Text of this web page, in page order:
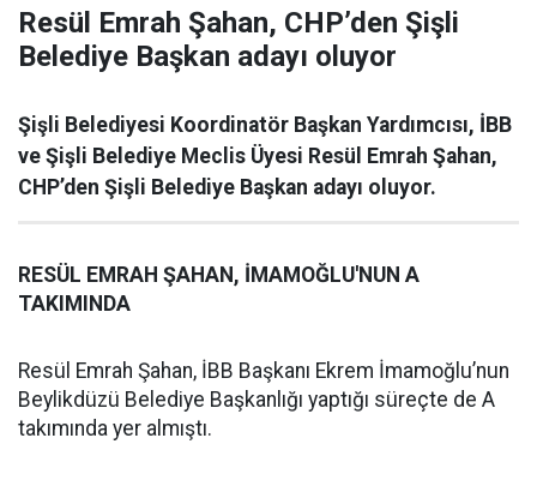
Resül Emrah Şahan, CHP’den Şişli
Belediye Başkan adayı oluyor
Şişli Belediyesi Koordinatör Başkan Yardımcısı, İBB
ve Şişli Belediye Meclis Üyesi Resül Emrah Şahan,
CHP’den Şişli Belediye Başkan adayı oluyor.
RESÜL EMRAH ŞAHAN, İMAMOĞLU'NUN A
TAKIMINDA
Resül Emrah Şahan, İBB Başkanı Ekrem İmamoğlu’nun
Beylikdüzü Belediye Başkanlığı yaptığı süreçte de A
takımında yer almıştı.